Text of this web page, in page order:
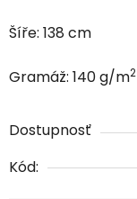
Šíře: 138 cm
Gramáž: 140 g/m2
Dostupnosť
Kód: